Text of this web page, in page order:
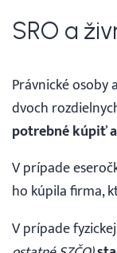
SRO a
Právnické osoby
dvoch
potrebné kúpiť
V prípade
ho kúpila firma,
V prípade